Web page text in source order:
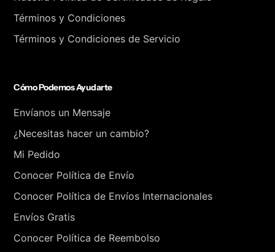
Términos y Condiciones
Términos y Condiciones de Servicio
Cómo Podemos Ayudarte
Envíanos un Mensaje
¿Necesitas hacer un cambio?
Mi Pedido
Conocer Política de Envío
Conocer Política de Envíos Internacionales
Envíos Gratis
Conocer Política de Reembolso